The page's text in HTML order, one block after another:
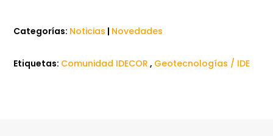
Categorías: Noticias | Novedades
Etiquetas: Comunidad IDECOR , Geotecnologías / IDE